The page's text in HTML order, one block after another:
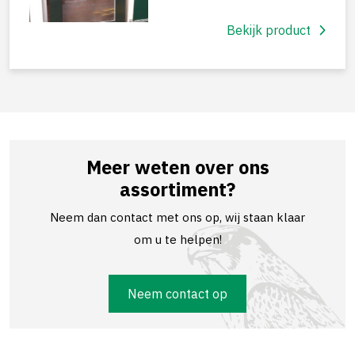
Bekijk product
Meer weten over ons
assortiment?
Neem dan contact met ons op, wij staan klaar
om u te helpen!
Neem contact op